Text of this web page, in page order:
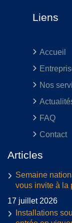
Liens
Accueil
Nos
FAQ
Contact
Articles
Semaine
vous invite à la
17 juillet 2026
Installations